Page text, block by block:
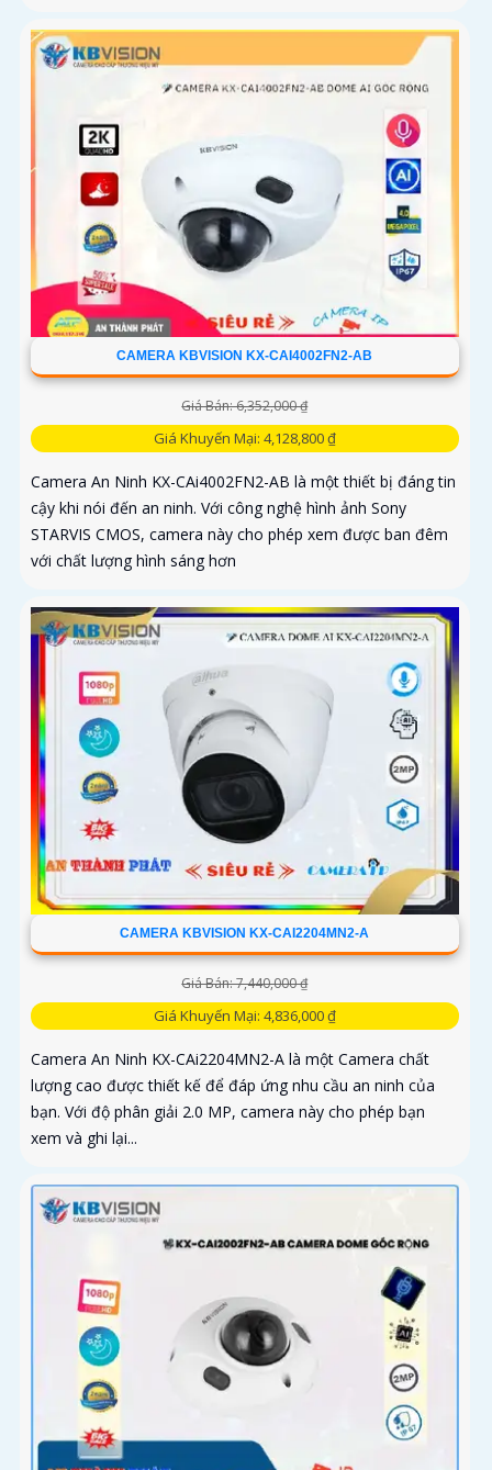
CAMERA KBVISION KX-CAI4002FN2-AB
Giá Bán: 6,352,000 ₫
Giá Khuyến Mại: 4,128,800 ₫
Camera An Ninh KX-CAi4002FN2-AB là một thiết bị đáng tin
cậy khi nói đến an ninh. Với công nghệ hình ảnh Sony
STARVIS CMOS, camera này cho phép xem được ban đêm
với chất lượng hình sáng hơn
CAMERA KBVISION KX-CAI2204MN2-A
Giá Bán: 7,440,000 ₫
Giá Khuyến Mại: 4,836,000 ₫
Camera An Ninh KX-CAi2204MN2-A là một Camera chất
lượng cao được thiết kế để đáp ứng nhu cầu an ninh của
bạn. Với độ phân giải 2.0 MP, camera này cho phép bạn
xem và ghi lại...